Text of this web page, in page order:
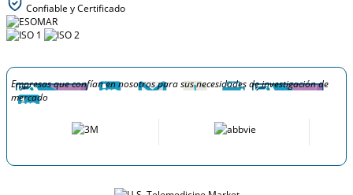
Confiable y Certificado
Empresas que confían en nosotros para sus necesidades de investigación de
mercado